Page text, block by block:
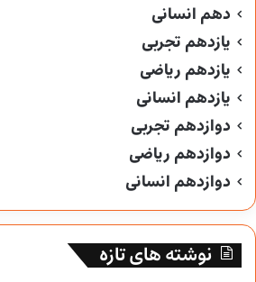
دهم انسانی
یازدهم تجربی
یازدهم ریاضی
یازدهم انسانی
دوازدهم تجربی
دوازدهم ریاضی
دوازدهم انسانی
نوشته های تازه